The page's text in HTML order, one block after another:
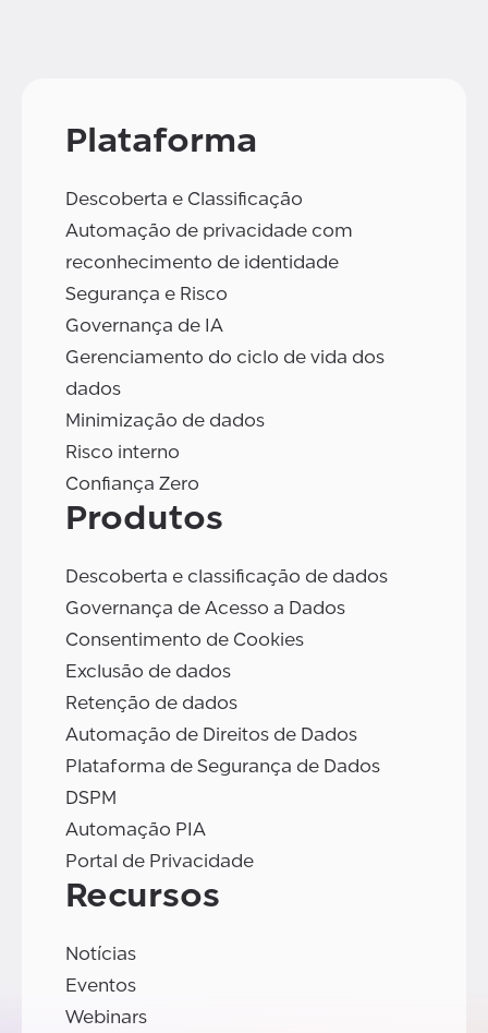
Plataforma
Descoberta e Classificação
Automação de privacidade com
reconhecimento de identidade
Segurança e Risco
Governança de IA
Gerenciamento do ciclo de vida dos
dados
Minimização de dados
Risco interno
Confiança Zero
Produtos
Descoberta e classificação de dados
Governança de Acesso a Dados
Consentimento de Cookies
Exclusão de dados
Retenção de dados
Automação de Direitos de Dados
Plataforma de Segurança de Dados
DSPM
Automação PIA
Portal de Privacidade
Recursos
Notícias
Eventos
Webinars